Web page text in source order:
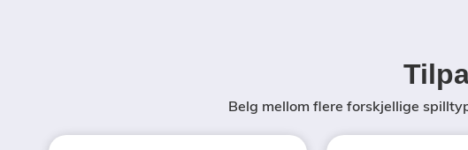
Belg mellom flere forskjellige